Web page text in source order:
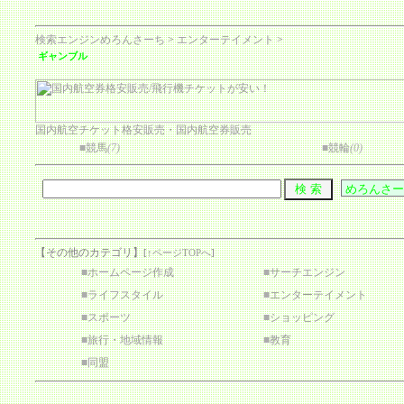
検索エンジンめろんさーち>エンターテイメント>
ギャンブル
国内航空チケット格安販売・国内航空券販売
■競馬(7) ■競輪(0)
【その他のカテゴリ】[↑ページTOPへ]
■ホームページ作成 ■サーチエンジン
■ライフスタイル ■エンターテイメント
■スポーツ ■ショッピング
■旅行・地域情報 ■教育
■同盟